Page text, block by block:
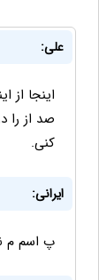
علی:
اینجا از
صد از را
کنی.
ایرانی:
پ اسم م